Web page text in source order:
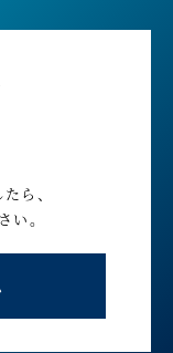
ら、
い。